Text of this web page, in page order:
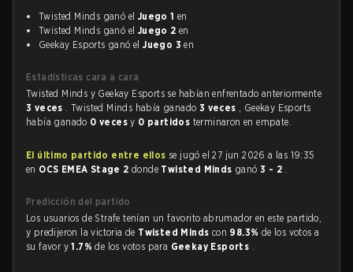
Twisted Minds ganó el Juego 1 en
Twisted Minds ganó el Juego 2 en
Geekay Esports ganó elJuego 3 en
Estadísticas cara a cara
Twisted Minds y Geekay Esports se habían enfrentado anteriormente
3 veces . Twisted Minds había ganado 3 veces , Geekay Esports
había ganado 0 vecesy 0 partidos terminaron en empate.
El último partido entre ellos se jugó el 27 jun 2026 a las 19:35
en OCS EMEA Stage 2donde Twisted Minds ganó3 - 2 .
Predicción del partido
Los usuarios de Strafe tenían un favorito abrumador en este partido,
y predijeron la victoria de Twisted Minds con 98.3% de los votos a
su favor y1.7%de los votos para Geekay Esports .